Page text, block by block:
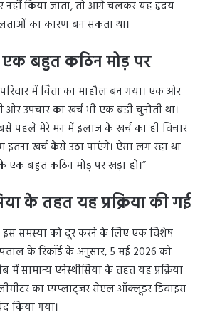
नहीं किया जाता, तो आगे चलकर यह हृदय
का कारण बन सकता था।
एक बहुत कठिन मोड़ पर
में चिंता का माहौल बन गया। एक ओर
ओर उपचार का खर्च भी एक बड़ी चुनौती था।
पहले मेरे मन में इलाज के खर्च का ही विचार
खर्च कैसे उठा पाएंगे। ऐसा लग रहा था
एक बहुत कठिन मोड़ पर खड़ा हो।”
के तहत यह प्रक्रिया की गई
इस समस्या को दूर करने के लिए एक विशेष
के रिकॉर्ड के अनुसार, 5 मई 2026 को
सामान्य एनेस्थीसिया के तहत यह प्रक्रिया
का एम्प्लाट्ज़र सेप्टल ऑक्लूडर डिवाइस
किया गया।